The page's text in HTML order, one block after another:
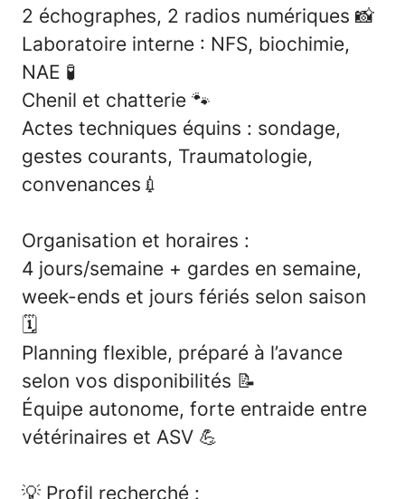
2 échographes, 2 radios numériques 📸
Laboratoire interne : NFS, biochimie,
NAE 🧪
Chenil et chatterie 🐾
Actes techniques équins : sondage,
gestes courants, Traumatologie,
convenances💉
Organisation et horaires :
4 jours/semaine + gardes en semaine,
week-ends et jours fériés selon saison
🗓️
Planning flexible, préparé à l’avance
selon vos disponibilités 📝
Équipe autonome, forte entraide entre
vétérinaires et ASV 💪
💡 Profil recherché :